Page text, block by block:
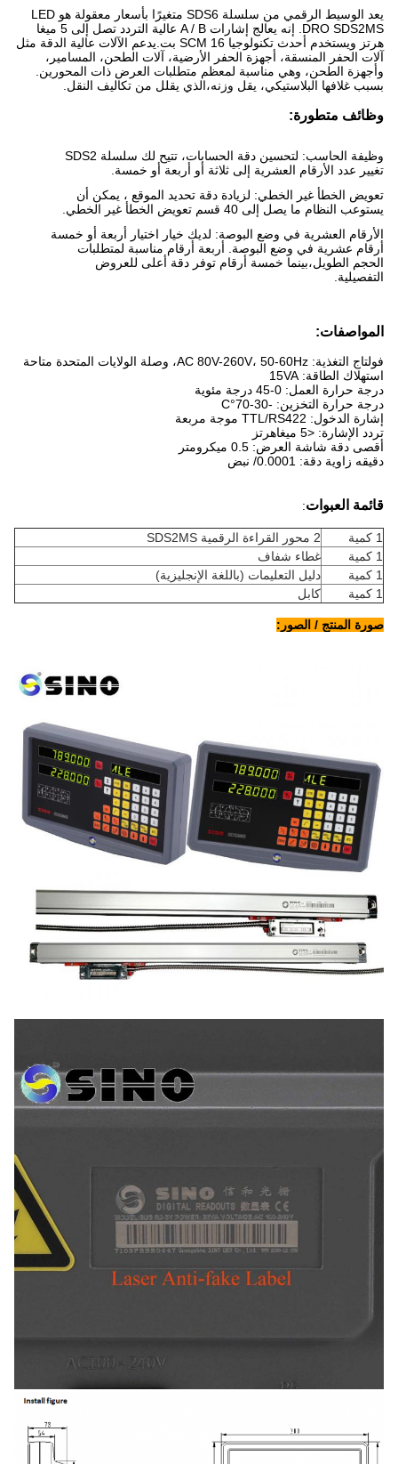
يعد الوسيط الرقمي من سلسلة SDS6 متغيرًا بأسعار معقولة هو LED
DRO SDS2MS. إنه يعالج إشارات A / B عالية التردد تصل إلى 5 ميغا
هرتز ويستخدم أحدث تكنولوجيا SCM 16 بت.يدعم الآلات عالية الدقة مثل
آلات الحفر المنسقة، أجهزة الحفر الأرضية، آلات الطحن، المسامير،
وأجهزة الطحن، وهي مناسبة لمعظم متطلبات العرض ذات المحورين.
بسبب غلافها البلاستيكي، يقل وزنه،الذي يقلل من تكاليف النقل.
وظائف متطورة:
وظيفة الحاسب: لتحسين دقة الحسابات، تتيح لك سلسلة SDS2
تغيير عدد الأرقام العشرية إلى ثلاثة أو أربعة أو خمسة.
تعويض الخطأ غير الخطي: لزيادة دقة تحديد الموقع ، يمكن أن
يستوعب النظام ما يصل إلى 40 قسم تعويض الخطأ غير الخطي.
الأرقام العشرية في وضع البوصة: لديك خيار اختيار أربعة أو خمسة
أرقام عشرية في وضع البوصة. أربعة أرقام مناسبة لمتطلبات
الحجم الطويل،بينما خمسة أرقام توفر دقة أعلى للعروض
التفصيلية.
المواصفات:
فولتاج التغذية: AC 80V-260V، 50-60Hz، وصلة الولايات المتحدة متاحة
استهلاك الطاقة: 15VA
درجة حرارة العمل: 0-45 درجة مئوية
درجة حرارة التخزين: -30-70°C
إشارة الدخول: TTL/RS422 موجة مربعة
تردد الإشارة: <5 ميغاهرتز
أقصى دقة شاشة العرض: 0.5 ميكرومتر
دقيقه زاوية دقة: 0.0001/ نبض
قائمة العبوات:
1 كمية
2 محور القراءة الرقمية SDS2MS
1 كمية
غطاء شفاف
1 كمية
دليل التعليمات (باللغة الإنجليزية)
1 كمية
كابل
صورة المنتج / الصور: